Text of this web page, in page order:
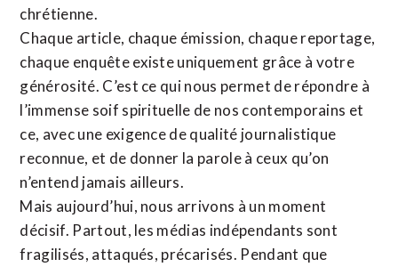
chrétienne.
Chaque article, chaque émission, chaque reportage,
chaque enquête existe uniquement grâce à votre
générosité. C’est ce qui nous permet de répondre à
l’immense soif spirituelle de nos contemporains et
ce, avec une exigence de qualité journalistique
reconnue, et de donner la parole à ceux qu’on
n’entend jamais ailleurs.
Mais aujourd’hui, nous arrivons à un moment
décisif. Partout, les médias indépendants sont
fragilisés, attaqués, précarisés. Pendant que